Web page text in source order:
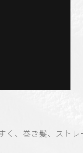
く、巻き髪、ストレ